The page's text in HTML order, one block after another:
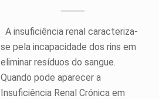
A insuficiência renal caracteriza-
se pela incapacidade dos rins em
eliminar resíduos do sangue.
Quando pode aparecer a
Insuficiência Renal Crónica em